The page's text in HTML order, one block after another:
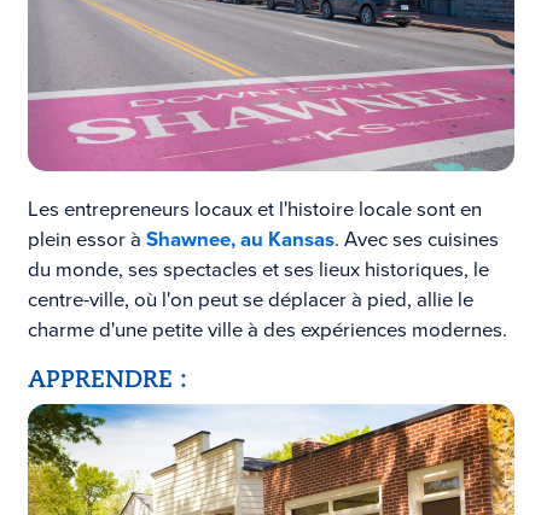
Les entrepreneurs locaux et l'histoire locale sont en
plein essor à Shawnee, au Kansas. Avec ses cuisines
du monde, ses spectacles et ses lieux historiques, le
centre-ville, où l'on peut se déplacer à pied, allie le
charme d'une petite ville à des expériences modernes.
APPRENDRE :